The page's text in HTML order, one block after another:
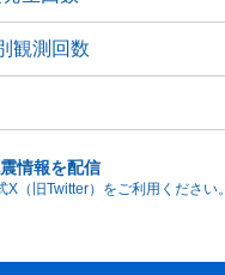
観測回数
情報を配信
X（旧Twitter）をご利用ください。